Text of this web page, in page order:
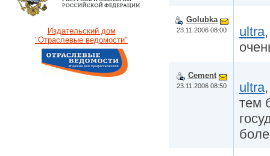
Издательский дом
"Отраслевые ведомости"
Golubka
23.11.2006 08:00 ultra
Cement
23.11.2006 08:50 ultra
тем